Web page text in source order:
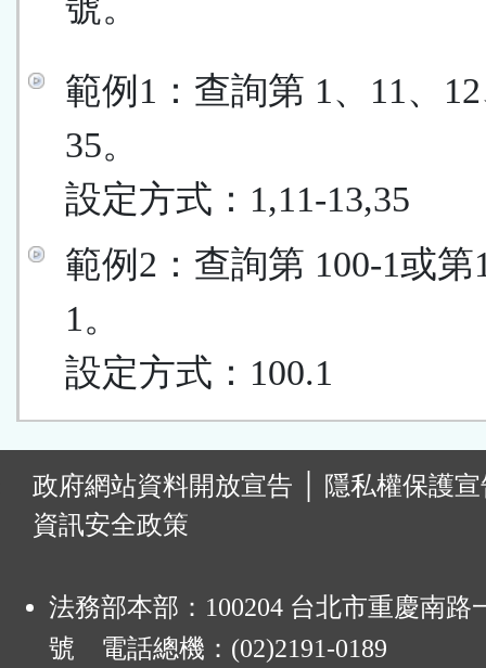
範例1：查詢第 1、11、
35。
設定方式：1,11-13,35
範例2：查詢第 100-1或第
1。
設定方式：100.1
政府網站資料開放宣告
隱私權保護
資訊安全政策
法務部本部：100204 台北市重慶南路
號 電話總機：(02)2191-0189